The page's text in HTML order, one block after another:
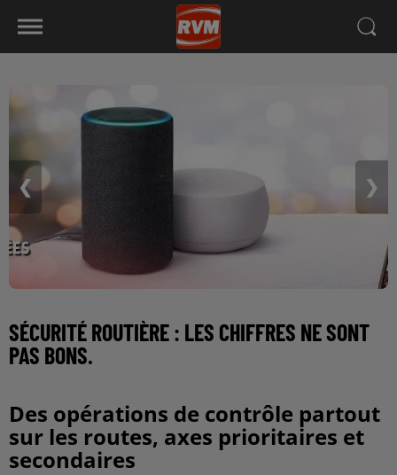
❮ ❯
SÉCURITÉ ROUTIÈRE : LES CHIFFRES NE SONT
PAS BONS.
Des opérations de contrôle partout
sur les routes, axes prioritaires et
secondaires